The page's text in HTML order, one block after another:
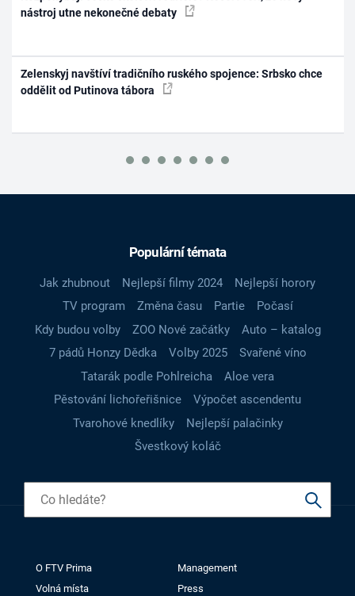
nástroj utne nekonečné debaty
Zelenskyj navštíví tradičního ruského spojence: Srbsko chce
oddělit od Putinova tábora
Populární témata
Jak zhubnout Nejlepší filmy 2024
Nejlepší horory
TV program
Změna času Partie
Počasí
Kdy budou volby
ZOO Nové začátky
Auto – katalog
7 pádů Honzy Dědka
Volby 2025
Svařené víno
Tatarák podle Pohlreicha
Aloe vera
Pěstování lichořeřišnice
Výpočet ascendentu
Tvarohové knedlíky
Nejlepší palačinky
Švestkový koláč
O FTV Prima
Management
Volná místa
Press